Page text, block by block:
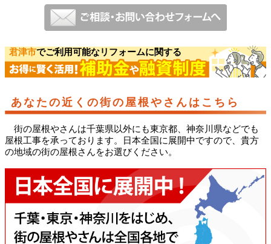
君津市でご利用可能なリフォームに関する
あなたの近くの街の屋根やさんはこちら
街の屋根やさんは千葉県以外にも東京都、神奈川県などでも
屋根工事を承っております。日本全国に展開中ですので、貴方
の地域の街の屋根さんをお選びください。